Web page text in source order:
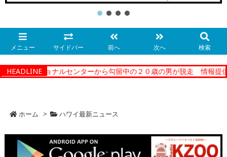
メニュー サイドバー 前へ 次へ 検索
HEADLINE
コレクショナルセンターから勾留中の２０歳の男が脱走 情報提供
ホーム > ハワイ最新ニュース